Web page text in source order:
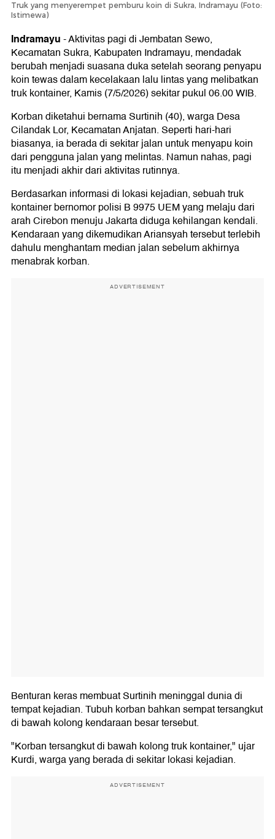
Truk yang menyerempet pemburu koin di Sukra, Indramayu (Foto:
Istimewa)
Indramayu-Aktivitas pagi di Jembatan Sewo,
Kecamatan Sukra, Kabupaten Indramayu, mendadak
berubah menjadi suasana duka setelah seorang penyapu
koin tewas dalam kecelakaan lalu lintas yang melibatkan
truk kontainer, Kamis (7/5/2026) sekitar pukul 06.00 WIB.
Korban diketahui bernama Surtinih (40), warga Desa
Cilandak Lor, Kecamatan Anjatan. Seperti hari-hari
biasanya, ia berada di sekitar jalan untuk menyapu koin
dari pengguna jalan yang melintas. Namun nahas, pagi
itu menjadi akhir dari aktivitas rutinnya.
Berdasarkan informasi di lokasi kejadian, sebuah truk
kontainer bernomor polisi B 9975 UEM yang melaju dari
arah Cirebon menuju Jakarta diduga kehilangan kendali.
Kendaraan yang dikemudikan Ariansyah tersebut terlebih
dahulu menghantam median jalan sebelum akhirnya
menabrak korban.
ADVERTISEMENT
Benturan keras membuat Surtinih meninggal dunia di
tempat kejadian. Tubuh korban bahkan sempat tersangkut
di bawah kolong kendaraan besar tersebut.
"Korban tersangkut di bawah kolong truk kontainer," ujar
Kurdi, warga yang berada di sekitar lokasi kejadian.
ADVERTISEMENT